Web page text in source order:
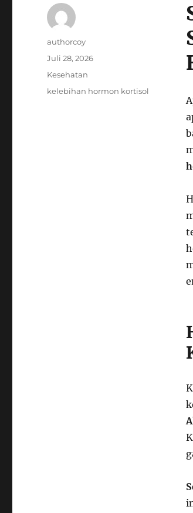
Author
authorcoy
Posted
Juli 28, 2026
Categories
Kesehatan
Tags
kelebihan hormon kortisol